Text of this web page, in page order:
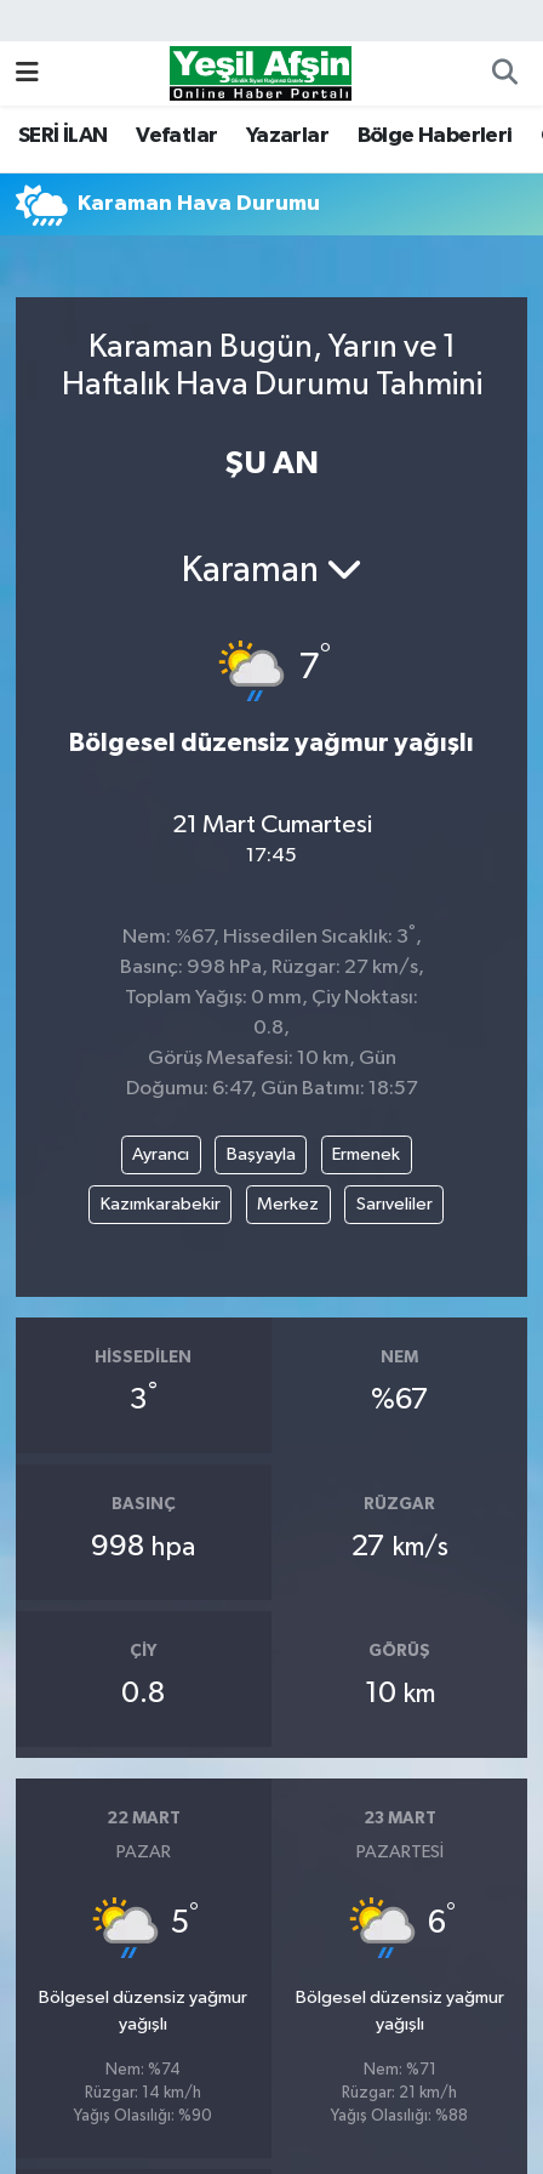
SERİ İLAN Vefatlar Yazarlar Bölge Haberleri
Karaman Hava Durumu
Karaman Bugün, Yarın ve 1
Haftalık Hava Durumu Tahmini
ŞU AN
Karaman
7°
Bölgesel düzensiz yağmur yağışlı
21 Mart Cumartesi
17:45
Nem: %67, Hissedilen Sıcaklık: 3°,
Basınç: 998 hPa, Rüzgar: 27 km/s,
Toplam Yağış: 0 mm, Çiy Noktası:
0.8,
Görüş Mesafesi: 10 km, Gün
Doğumu: 6:47, Gün Batımı: 18:57
Ayrancı Başyayla Ermenek
Kazımkarabekir Merkez Sarıveliler
HISSEDILEN
3°
NEM
%67
BASINÇ
998 hpa
RÜZGAR
27 km/s
ÇIY
0.8
GÖRÜŞ
10 km
22 MART
PAZAR
5°
Bölgesel düzensiz yağmur
yağışlı
Nem: %74
Rüzgar: 14 km/h
Yağış Olasılığı: %90
23 MART
PAZARTESI
6°
Bölgesel düzensiz yağmur
yağışlı
Nem: %71
Rüzgar: 21 km/h
Yağış Olasılığı: %88
Kahramanmaraş Nöbetçi Eczaneler
Kahramanmaraş Namaz Vakitleri
Süper Lig Puan Durumu ve Fikstür
Tüm Manşetler
Son Dakika Haberleri